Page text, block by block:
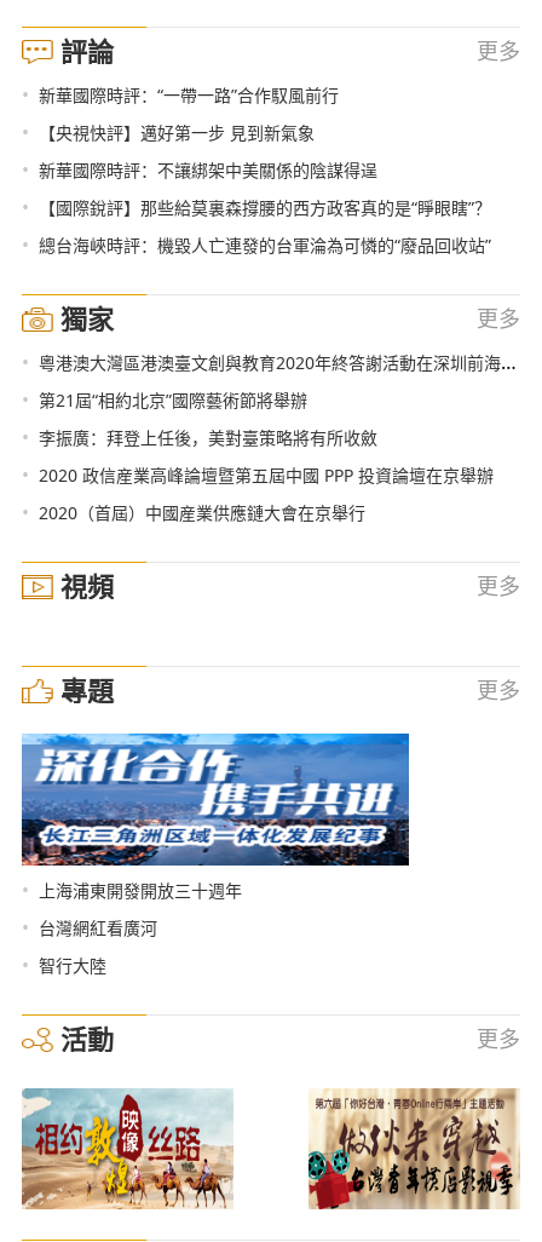
評論 更多
• 新華國際時評：“一帶一路”合作馭風前行
• 【央視快評】邁好第一步 見到新氣象
• 新華國際時評：不讓綁架中美關係的陰謀得逞
• 【國際銳評】那些給莫裏森撐腰的西方政客真的是“睜眼瞎”？
• 總台海峽時評：機毀人亡連發的台軍淪為可憐的“廢品回收站”
獨家 更多
• 粵港澳大灣區港澳臺文創與教育2020年終答謝活動在深圳前海舉行
• 第21屆“相約北京”國際藝術節將舉辦
• 李振廣：拜登上任後，美對臺策略將有所收斂
• 2020 政信産業高峰論壇暨第五屆中國 PPP 投資論壇在京舉辦
• 2020（首屆）中國産業供應鏈大會在京舉行
視頻 更多
專題 更多
• 上海浦東開發開放三十週年
• 台灣網紅看廣河
• 智行大陸
活動 更多